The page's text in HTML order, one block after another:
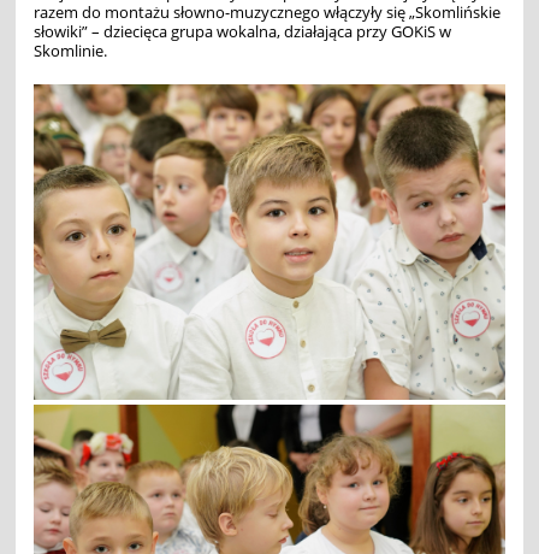
razem do montażu słowno-muzycznego włączyły się „Skomlińskie
słowiki” – dziecięca grupa wokalna, działająca przy GOKiS w
Skomlinie.